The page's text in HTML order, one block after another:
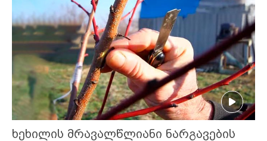
ხეხილის მრავალწლიანი ნარგავების